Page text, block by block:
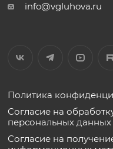
info@vgluhova.ru
Политика
Согласие на
персональных данных
Согласие на